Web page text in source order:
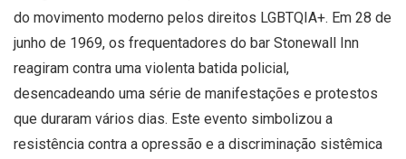
do movimento moderno pelos direitos LGBTQIA+. Em 28 de
junho de 1969, os frequentadores do bar Stonewall Inn
reagiram contra uma violenta batida policial,
desencadeando uma série de manifestações e protestos
que duraram vários dias. Este evento simbolizou a
resistência contra a opressão e a discriminação sistêmica